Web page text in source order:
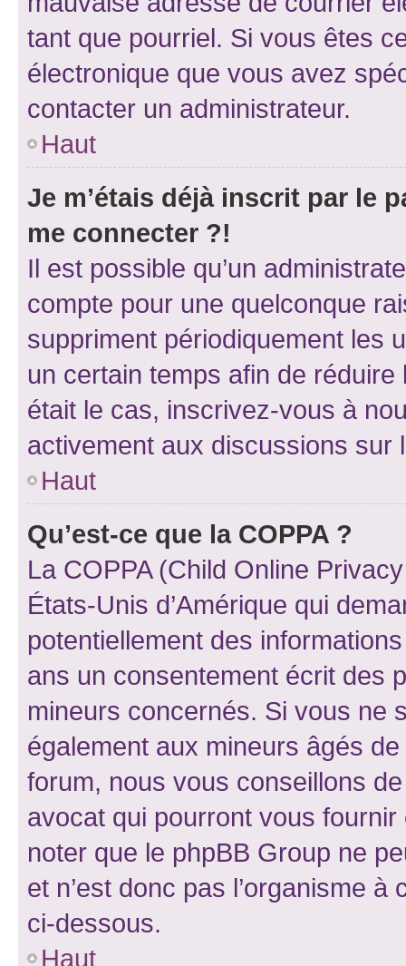
tant que pourriel. Si vous êtes
électronique que vous avez
contacter un administrateur.
Haut
Je m’étais déjà inscrit par le
me connecter ?!
Il est possible qu’un
compte pour une quelconque
suppriment périodiquement les
un certain temps afin de
était le cas, inscrivez-vous à
activement aux discussions sur
Haut
Qu’est-ce que la COPPA ?
La COPPA (Child Online
États-Unis d’Amérique qui
potentiellement des
ans un consentement écrit des
mineurs concernés. Si vous ne
également aux mineurs âgés
forum, nous vous conseillons
avocat qui pourront vous
noter que le phpBB Group ne
et n’est donc pas l’organisme
ci-dessous.
Haut